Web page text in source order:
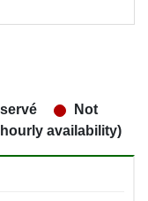
Not
availability)